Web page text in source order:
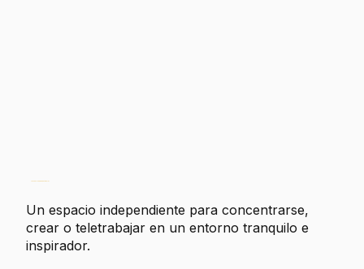
Un espacio independiente para concentrarse,
crear o teletrabajar en un entorno tranquilo e
inspirador.